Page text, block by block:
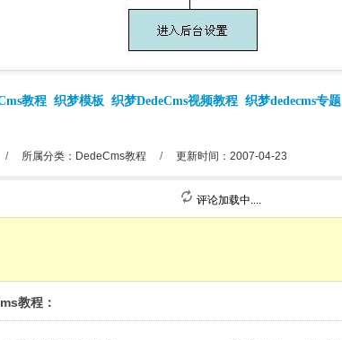
教程 织梦模板 织梦DedeCms视频教程 织梦dedecms专题
/ 所属分类： DedeCms教程 / 更新时间：2007-04-23
评论加载中....
教程 ：